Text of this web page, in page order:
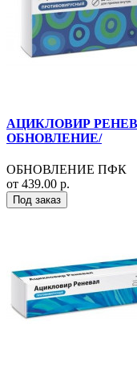
АЦИКЛОВИР
ОБНОВЛЕНИЕ/
ОБНОВЛЕНИЕ ПФК
от 439.00 р.
Под заказ